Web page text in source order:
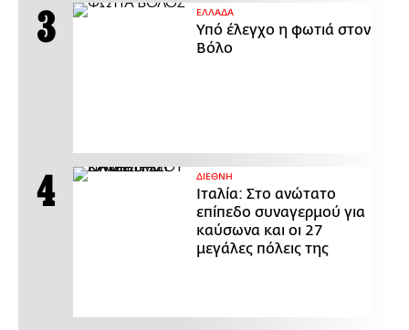
ΕΛΛΑΔΑ
Υπό έλεγχο η φωτιά στον
Βόλο
ΔΙΕΘΝΗ
Ιταλία: Στο ανώτατο
επίπεδο συναγερμού για
καύσωνα και οι 27
μεγάλες πόλεις της